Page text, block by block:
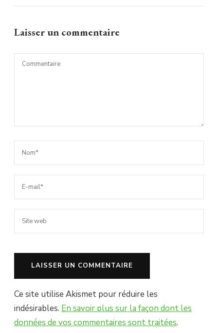
Laisser un commentaire
Ce site utilise Akismet pour réduire les
indésirables. En savoir plus sur la façon dont les
données de vos commentaires sont traitées.